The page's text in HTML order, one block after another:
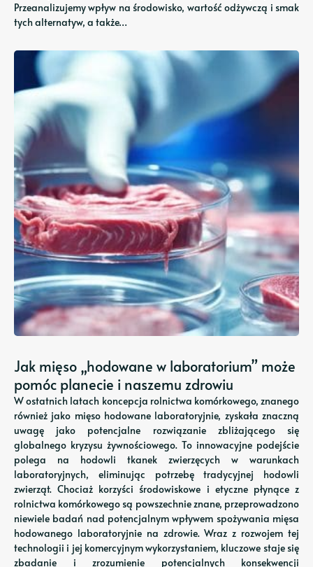
Przeanalizujemy wpływ na środowisko, wartość odżywczą i smak
tych alternatyw, a także…
Jak mięso „hodowane w laboratorium” może
pomóc planecie i naszemu zdrowiu
W ostatnich latach koncepcja rolnictwa komórkowego, znanego
również jako mięso hodowane laboratoryjnie, zyskała znaczną
uwagę jako potencjalne rozwiązanie zbliżającego się
globalnego kryzysu żywnościowego. To innowacyjne podejście
polega na hodowli tkanek zwierzęcych w warunkach
laboratoryjnych, eliminując potrzebę tradycyjnej hodowli
zwierząt. Chociaż korzyści środowiskowe i etyczne płynące z
rolnictwa komórkowego są powszechnie znane, przeprowadzono
niewiele badań nad potencjalnym wpływem spożywania mięsa
hodowanego laboratoryjnie na zdrowie. Wraz z rozwojem tej
technologii i jej komercyjnym wykorzystaniem, kluczowe staje się
zbadanie i zrozumienie potencjalnych konsekwencji